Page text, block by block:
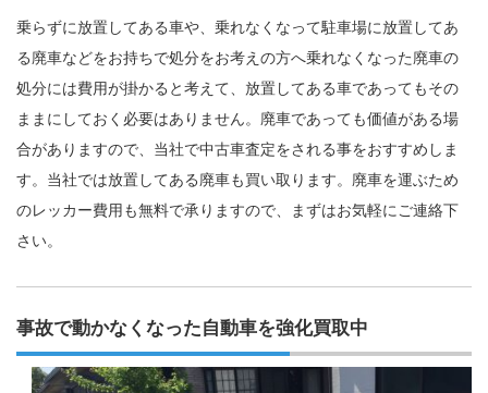
乗らずに放置してある車や、乗れなくなって駐車場に放置してあ
る廃車などをお持ちで処分をお考えの方へ乗れなくなった廃車の
処分には費用が掛かると考えて、放置してある車であってもその
ままにしておく必要はありません。廃車であっても価値がある場
合がありますので、当社で中古車査定をされる事をおすすめしま
す。当社では放置してある廃車も買い取ります。廃車を運ぶため
のレッカー費用も無料で承りますので、まずはお気軽にご連絡下
さい。
事故で動かなくなった自動車を強化買取中